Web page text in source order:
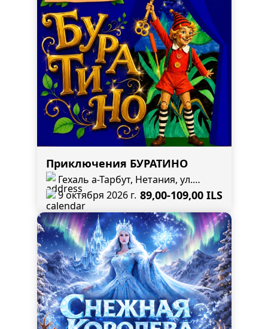
Приключения БУРАТИНО
Гехаль а-Тарбут, Нетания, ул.
Разиель, 4
9 октября 2026 г. 89,00-109,00 ILS